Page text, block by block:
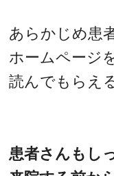
あらかじめ患
ホームページ
読んでもらえ
患者さんもし